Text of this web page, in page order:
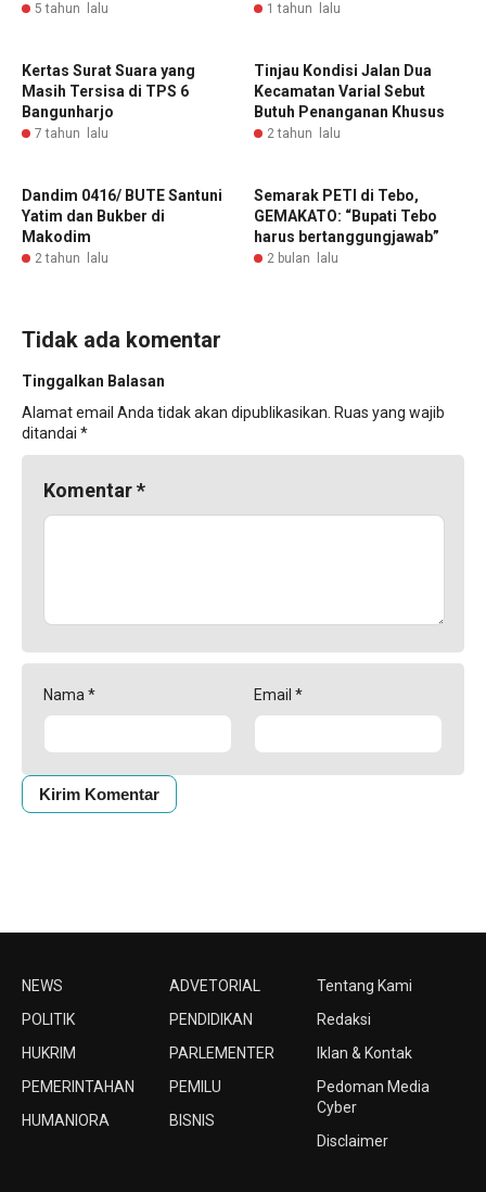
5 tahun lalu 1 tahun lalu
Kertas Surat Suara yang
Masih Tersisa di TPS 6
Bangunharjo
7 tahun lalu
Tinjau Kondisi Jalan Dua
Kecamatan Varial Sebut
Butuh Penanganan Khusus
2 tahun lalu
Dandim 0416/ BUTE Santuni
Yatim dan Bukber di
Makodim
2 tahun lalu
Semarak PETI di Tebo,
GEMAKATO: “Bupati Tebo
harus bertanggungjawab”
2 bulan lalu
Tidak ada komentar
Tinggalkan Balasan
Alamat email Anda tidak akan dipublikasikan. Ruas yang wajib
ditandai *
Komentar*
Nama * Email *
NEWS
POLITIK
HUKRIM
PEMERINTAHAN
HUMANIORA
ADVETORIAL
PENDIDIKAN
PARLEMENTER
PEMILU
BISNIS
Tentang Kami
Redaksi
Iklan & Kontak
Pedoman Media
Cyber
Disclaimer